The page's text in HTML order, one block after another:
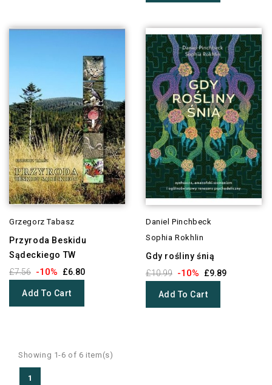
Grzegorz Tabasz
Przyroda Beskidu
Sądeckiego TW
£7.56 -10% £6.80
Add To Cart
Daniel Pinchbeck
Sophia Rokhlin
Gdy rośliny śnią
£10.99 -10% £9.89
Add To Cart
Showing 1-6 of 6 item(s)
1